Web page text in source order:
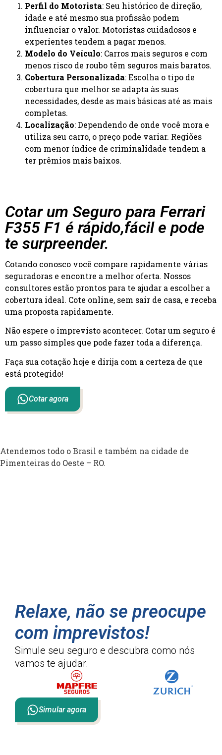
Perfil do Motorista: Seu histórico de direção,
idade e até mesmo sua profissão podem
influenciar o valor. Motoristas cuidadosos e
experientes tendem a pagar menos.
Modelo do Veículo: Carros mais seguros e com
menos risco de roubo têm seguros mais baratos.
Cobertura Personalizada: Escolha o tipo de
cobertura que melhor se adapta às suas
necessidades, desde as mais básicas até as mais
completas.
Localização: Dependendo de onde você mora e
utiliza seu carro, o preço pode variar. Regiões
com menor índice de criminalidade tendem a
ter prêmios mais baixos.
Cotar um Seguro para Ferrari
F355 F1 é rápido,fácil e pode
te surpreender.
Cotando conosco você compare rapidamente várias
seguradoras e encontre a melhor oferta. Nossos
consultores estão prontos para te ajudar a escolher a
cobertura ideal. Cote online, sem sair de casa, e receba
uma proposta rapidamente.
Não espere o imprevisto acontecer. Cotar um seguro é
um passo simples que pode fazer toda a diferença.
Faça sua cotação hoje e dirija com a certeza de que
está protegido!
Cotar agora
Atendemos todo o Brasil e também na cidade de
Pimenteiras do Oeste – RO.
Relaxe, não se preocupe
com imprevistos!
Simule seu seguro e descubra como nós
vamos te ajudar.
Simular agora